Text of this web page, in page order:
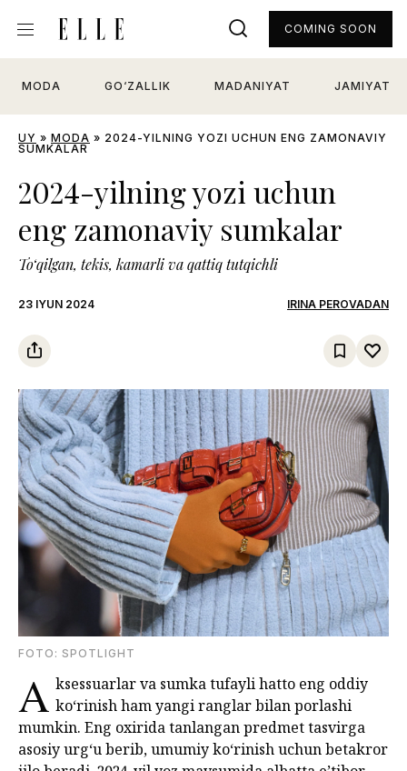
MODA GO‘ZALLIK MADANIYAT JAMIYAT
COMING SOON
UY » MODA » 2024-YILNING YOZI UCHUN ENG ZAMONAVIY
SUMKALAR
2024-yilning yozi uchun
eng zamonaviy sumkalar
To‘qilgan, tekis, kamarli va qattiq tutqichli
23 IYUN 2024 IRINA PEROVADAN
FOTO: SPOTLIGHT
A ksessuarlar va sumka tufayli hatto eng oddiy
ko‘rinish ham yangi ranglar bilan porlashi
mumkin. Eng oxirida tanlangan predmet tasvirga
asosiy urg‘u berib, umumiy ko‘rinish uchun betakror